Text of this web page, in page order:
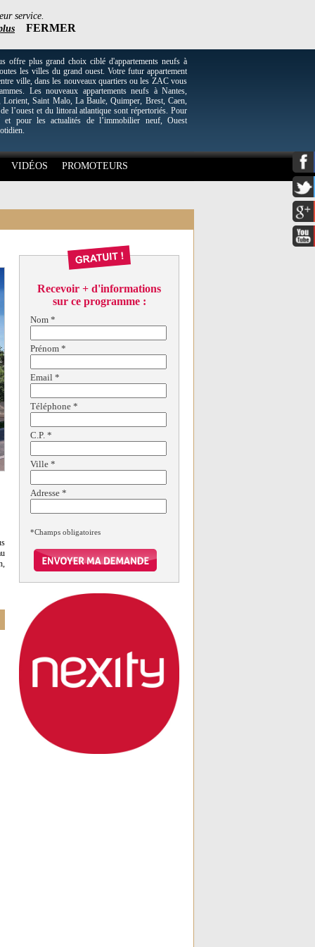
service.
FERMER
plus grand choix ciblé d'appartements neufs à
les villes du grand ouest. Votre futur appartement
ville, dans les nouveaux quartiers ou les ZAC vous
Les nouveaux appartements neufs à Nantes,
Lorient, Saint Malo, La Baule, Quimper, Brest, Caen,
l’ouest et du littoral atlantique sont répertoriés. Pour
et pour les actualités de l’immobilier neuf, Ouest
VIDÉOS PROMOTEURS
Recevoir + d'informations
sur ce programme :
Nom *
Prénom *
Email *
Téléphone *
C.P. *
Ville *
Adresse *
*Champs obligatoires